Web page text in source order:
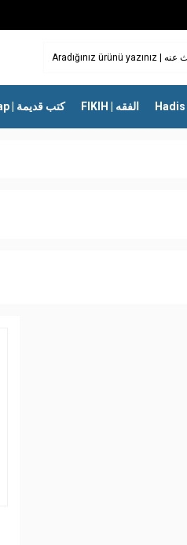
Eski Kitap | كتب قديمة FIKIH | الفقه